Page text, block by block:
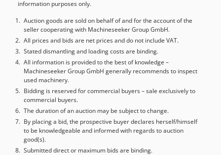
machining capabilities, you should consider the MORI
SEIKI NHX 5000 horizontal machining center we have for
sale. Contact us for more details. Crjdsyh Hzyopfx Akwjf •
Pallet system: Double pallet; size 500 × 500 mm; load
capacity ≈ 500 kg • Tool system: Magazine for 40 tools
(optionally 60 / 120); tool-to-tool ≈ 0.9 s; chip-to-chip ≈ 2.8 s
• B-axis: Continuous 360°; indexing resolution 0.001° •
Rapid traverse (X/Y/Z): ≈ 60 m/min • Accuracy/construction:
High-precision linear guides; thermal displacement
measurement system; glass scales (depending on
configuration) Technical Specification Taper Size BT 40
information purposes only.
Auction goods are sold on behalf of and for the account of the
seller cooperating with Machineseeker Group GmbH.
All prices and bids are net prices and do not include VAT.
Stated dismantling and loading costs are binding.
All information is provided to the best of knowledge –
Machineseeker Group GmbH generally recommends to inspect
used machinery.
Bidding is reserved for commercial buyers – sale exclusively to
commercial buyers.
The duration of an auction may be subject to change.
By placing a bid, the prospective buyer declares herself/himself
to be knowledgeable and informed with regards to auction
good(s).
Submitted direct or maximum bids are binding.